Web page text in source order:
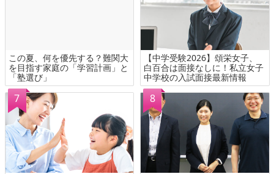
この夏、何を優先する？難関大
を目指す家庭の「学習計画」と
「塾選び」
【中学受験2026】頌栄女子、
白百合は面接なしに！私立女子
中学校の入試面接最新情報